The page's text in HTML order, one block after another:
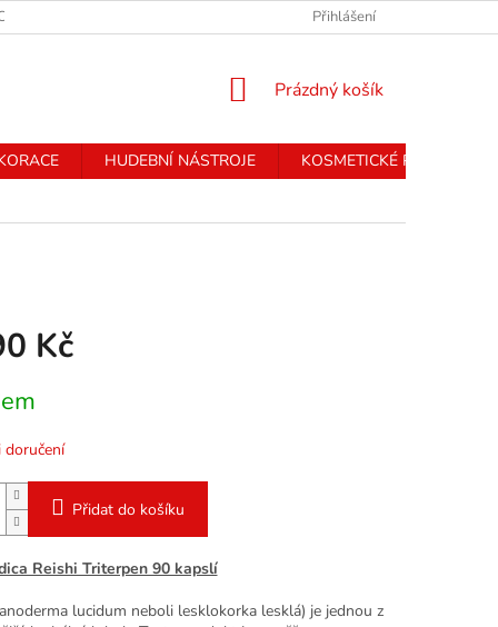
OSOBNÍCH ÚDAJŮ Přihlášení
NÁKUPNÍ
Prázdný košík
HUDEBNÍ NÁSTROJE
KOSMETICKÉ PŘÍSTROJE
Kč
doručení
Přidat do košíku
Reishi Triterpen 90 kapslí
lucidum neboli lesklokorka lesklá) je jednou z